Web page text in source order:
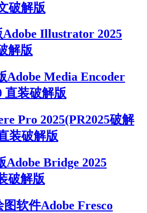
破解版
Illustrator 2025
解版
Adobe Media Encoder
直装破解版
Pro 2025(PR2025破解
装破解版
Adobe Bridge 2025
破解版
软件Adobe Fresco